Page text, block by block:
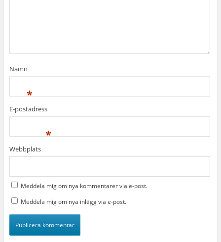
Namn
*
E-postadress
*
Webbplats
Meddela mig om nya kommentarer via e-post.
Meddela mig om nya inlägg via e-post.